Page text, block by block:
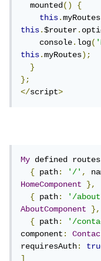
  mounted
()
{
this.
this.$router.
    console
.log(
this.myRoutes);
}
};
</script>
My defined
{ path: '/',
HomeComponent
},
{ path: '/
AboutComponent
},
{ path: '/
component:
requiresAuth:
]